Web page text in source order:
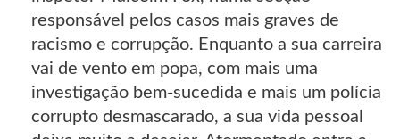
responsável pelos casos mais graves de
racismo e corrupção. Enquanto a sua carreira
vai de vento em popa, com mais uma
investigação bem-sucedida e mais um polícia
corrupto desmascarado, a sua vida pessoal